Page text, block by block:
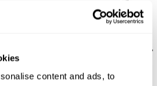
content and ads, to
إيقاف السلوك غير المناسب و إنشاء أجوبة من
المطلوب قبل اختفائه، لذلك نحتاج إلى رد
الوقت. بممارسة هذه اللعبة ننشّط زمن